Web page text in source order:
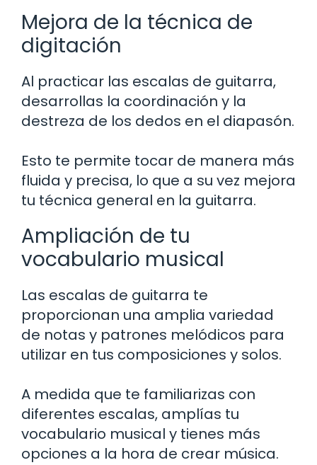
Mejora de la técnica de
digitación
Al practicar las escalas de guitarra,
desarrollas la coordinación y la
destreza de los dedos en el diapasón.
Esto te permite tocar de manera más
fluida y precisa, lo que a su vez mejora
tu técnica general en la guitarra.
Ampliación de tu
vocabulario musical
Las escalas de guitarra te
proporcionan una amplia variedad
de notas y patrones melódicos para
utilizar en tus composiciones y solos.
A medida que te familiarizas con
diferentes escalas, amplías tu
vocabulario musical y tienes más
opciones a la hora de crear música.